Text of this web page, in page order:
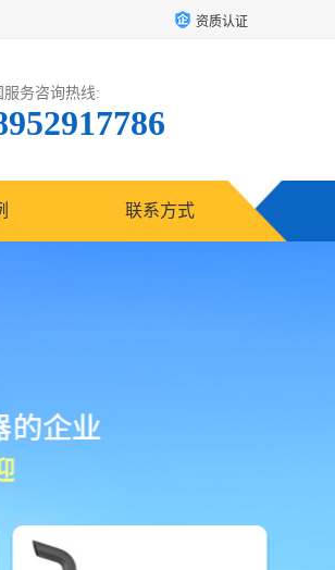
资质认证
服务咨询热线:
联系方式